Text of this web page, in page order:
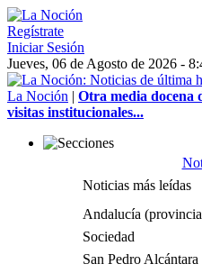
Regístrate
Iniciar Sesión
Jueves, 06 de Agosto de 2026 -
La Noción | Otra media docena
visitas institucionales...
Noticias más leídas
Andalucía
Sociedad
San Pedro Alcántara